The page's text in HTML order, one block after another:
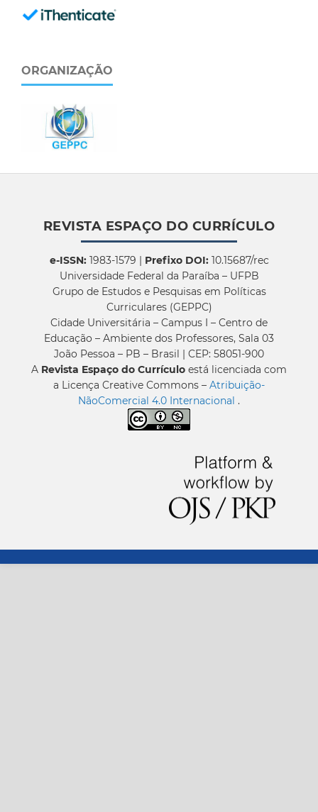
ORGANIZAÇÃO
REVISTA ESPAÇO DO CURRÍCULO
e-ISSN:1983-1579 | Prefixo DOI:10.15687/rec
Universidade Federal da Paraíba – UFPB
Grupo de Estudos e Pesquisas em Políticas
Curriculares (GEPPC)
Cidade Universitária – Campus I – Centro de
Educação – Ambiente dos Professores, Sala 03
João Pessoa – PB – Brasil | CEP: 58051-900
A Revista Espaço do Currículo está licenciada com
a Licença Creative Commons – Atribuição-
NãoComercial 4.0 Internacional .